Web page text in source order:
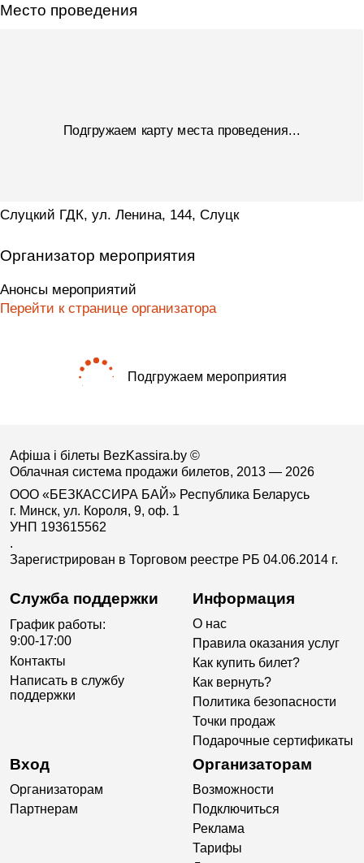
Место проведения
Подгружаем карту места проведения...
Слуцкий ГДК, ул. Ленина, 144, Слуцк
Организатор мероприятия
Анонсы мероприятий
Перейти к странице организатора
Подгружаем мероприятия
Афіша і білеты BezKassira.by ©
Облачная система продажи билетов, 2013 — 2026
ООО «БЕЗКАССИРА БАЙ» Республика Беларусь
г. Минск, ул. Короля, 9, оф. 1
УНП 193615562
.
Зарегистрирован в Торговом реестре РБ 04.06.2014 г.
Служба поддержки
График работы:
9:00-17:00
Контакты
Написать в службу
поддержки
Информация
О нас
Правила оказания услуг
Как купить билет?
Как вернуть?
Политика безопасности
Точки продаж
Подарочные сертификаты
Вход
Организаторам
Партнерам
Организаторам
Возможности
Подключиться
Реклама
Тарифы